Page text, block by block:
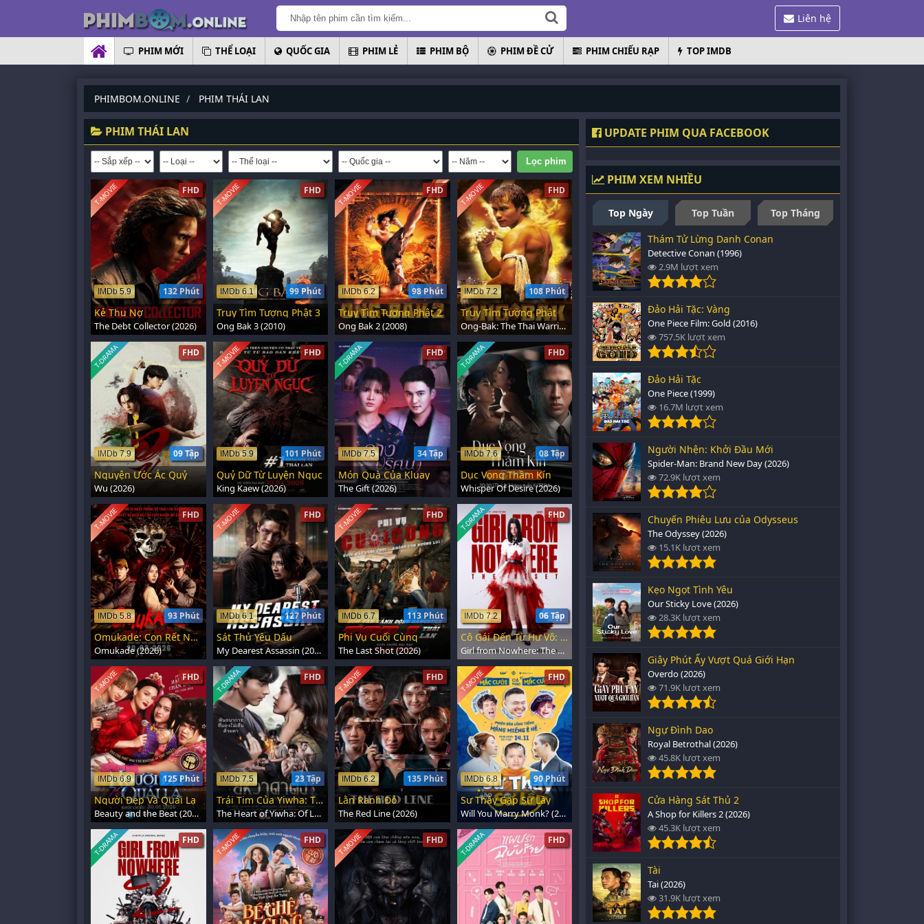
Liên hệ
PHIM MỚI THỂ LOẠI QUỐC GIA PHIM LẺ PHIM BỘ PHIM ĐỀ CỬ PHIM CHIẾU RẠP TOP IMDB
PHIMBOM.ONLINE PHIM THÁI LAN
PHIM THÁI LAN
FHD
132 Phút
IMDb 5.9
T-MOVIE
Kẻ Thu Nợ
The Debt Collector (2026)
FHD
99 Phút
IMDb 6.1
T-MOVIE
Truy Tìm Tượng Phật 3
Ong Bak 3 (2010)
FHD
98 Phút
IMDb 6.2
T-MOVIE
Truy Tìm Tượng Phật 2
Ong Bak 2 (2008)
FHD
108 Phút
IMDb 7.2
T-MOVIE
Truy Tìm Tượng Phật
Ong-Bak: The Thai Warrior (2003)
FHD
09 Tập
IMDb 7.9
T-DRAMA
Nguyện Ước Ác Quỷ
Wu (2026)
FHD
101 Phút
IMDb 5.9
T-MOVIE
Quỷ Dữ Từ Luyện Ngục
King Kaew (2026)
FHD
34 Tập
IMDb 7.5
T-DRAMA
Món Quà Của Kluay
The Gift (2026)
FHD
08 Tập
IMDb 7.6
T-DRAMA
Dục Vọng Thầm Kín
Whisper Of Desire (2026)
FHD
93 Phút
IMDb 5.8
T-MOVIE
Omukade: Con Rết Người
Omukade (2026)
FHD
127 Phút
IMDb 6.1
T-MOVIE
Sát Thủ Yêu Dấu
My Dearest Assassin (2026)
FHD
113 Phút
IMDb 6.7
T-MOVIE
Phi Vụ Cuối Cùng
The Last Shot (2026)
FHD
06 Tập
IMDb 7.2
T-DRAMA
Cô Gái Ðến Từ Hư Vô: Tái Khởi Ðộng
Girl from Nowhere: The Reset (2026)
FHD
125 Phút
IMDb 6.9
T-MOVIE
Người Đẹp Và Quái Lạ
Beauty and the Beat (2026)
FHD
23 Tập
IMDb 7.5
T-DRAMA
Trái Tim Của Yiwha: Tình Yêu và Báo Thù
The Heart of Yiwha: Of Love & Vengeance (2026)
FHD
135 Phút
IMDb 6.2
T-MOVIE
Lằn Ranh Đỏ
The Red Line (2026)
FHD
90 Phút
IMDb 6.8
T-MOVIE
Sư Thầy Gặp Sư Lầy
Will You Marry Monk? (2025)
FHD
T-DRAMA FHD
T-MOVIE FHD
T-MOVIE FHD
T-DRAMA
UPDATE PHIM QUA FACEBOOK
PHIM XEM NHIỀU
Top Ngày Top Tuần
Top Tháng
Thám Tử Lừng Danh Conan
Detective Conan (1996)
2.9M lượt xem
Đảo Hải Tặc: Vàng
One Piece Film: Gold (2016)
757.5K lượt xem
Đảo Hải Tặc
One Piece (1999)
16.7M lượt xem
Người Nhện: Khởi Đầu Mới
Spider-Man: Brand New Day (2026)
72.9K lượt xem
Chuyến Phiêu Lưu của Odysseus
The Odyssey (2026)
15.1K lượt xem
Kẹo Ngọt Tình Yêu
Our Sticky Love (2026)
28.3K lượt xem
Giây Phút Ấy Vượt Quá Giới Hạn
Overdo (2026)
71.9K lượt xem
Ngự Đình Dao
Royal Betrothal (2026)
45.8K lượt xem
Cửa Hàng Sát Thủ 2
A Shop for Killers 2 (2026)
45.3K lượt xem
Tài
Tai (2026)
31.9K lượt xem